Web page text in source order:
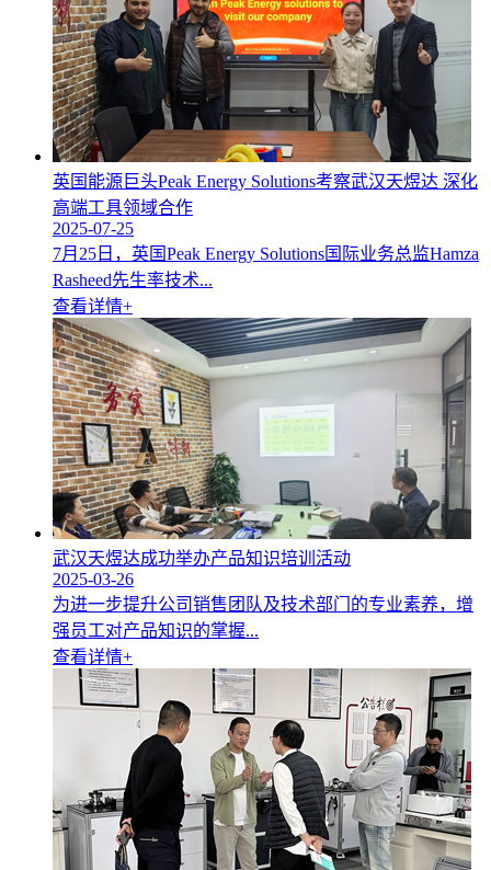
英国能源巨头Peak Energy Solutions考察武汉天煜达 深化
高端工具领域合作
2025-07-25
7月25日，英国Peak Energy Solutions国际业务总监Hamza
Rasheed先生率技术...
查看详情+
武汉天煜达成功举办产品知识培训活动
2025-03-26
为进一步提升公司销售团队及技术部门的专业素养，增
强员工对产品知识的掌握...
查看详情+